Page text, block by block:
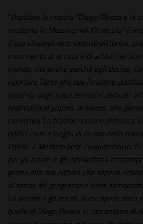
"Ospitare la mostra "Diego Rivera e la
moderna in Messico nel XX secolo" è
il suo straordinario talento pittorico,
movimento di artiste e di artisti nel suo
mondo, ma anche perché egli decise,
riportare l'arte alla sua funzione
uscendo dagli spazi esclusivi dedicati
restituirla al popolo, al lavoro, alle
collettiva. La trasformazione pittorica,
edifici civili e luoghi di lavoro nella
Paese, il Messico post-rivoluzionario,
per gli artisti e gli intellettuali
grazie alla sua pittura che sapeva
al senso del progresso e della
Le artiste e gli artisti le cui opere sono
quelle di Diego Rivera ci raccontano di